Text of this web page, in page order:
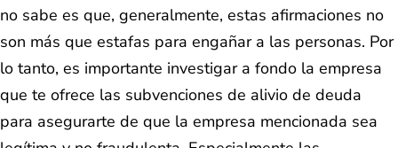
no sabe es que, generalmente, estas afirmaciones no
son más que estafas para engañar a las personas. Por
lo tanto, es importante investigar a fondo la empresa
que te ofrece las subvenciones de alivio de deuda
para asegurarte de que la empresa mencionada sea